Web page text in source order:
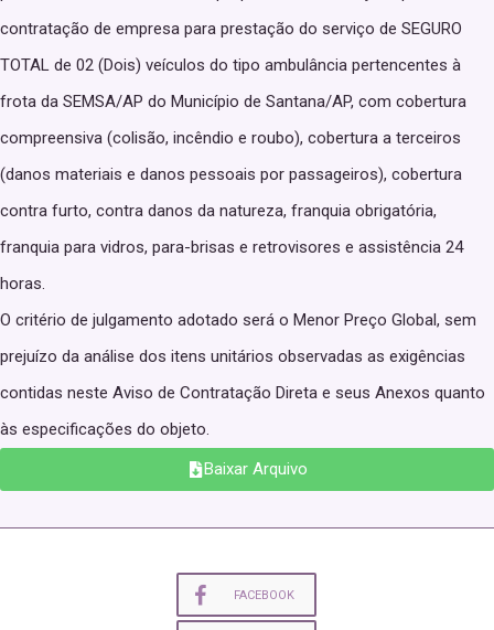
contratação de empresa para prestação do serviço de SEGURO
TOTAL de 02 (Dois) veículos do tipo ambulância pertencentes à
frota da SEMSA/AP do Município de Santana/AP, com cobertura
compreensiva (colisão, incêndio e roubo), cobertura a terceiros
(danos materiais e danos pessoais por passageiros), cobertura
contra furto, contra danos da natureza, franquia obrigatória,
franquia para vidros, para-brisas e retrovisores e assistência 24
horas.
O critério de julgamento adotado será o Menor Preço Global, sem
prejuízo da análise dos itens unitários observadas as exigências
contidas neste Aviso de Contratação Direta e seus Anexos quanto
às especificações do objeto.
Baixar Arquivo
FACEBOOK